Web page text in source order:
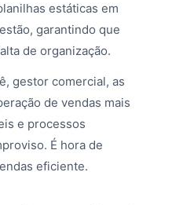
estáticas em
garantindo que
de organização.
gestor comercial, as
de vendas mais
e processos
É hora de
eficiente.